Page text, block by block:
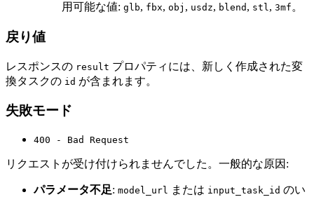
用可能な値: glb, fbx, obj , usdz, blend , stl, 3mf 。
戻り値
レスポンスの result プロパティには、新しく作成された変
換タスクの id が含まれます。
失敗モード
400 - Bad Request
リクエストが受け付けられませんでした。一般的な原因:
パラメータ不足: model_url または input_task_id のい